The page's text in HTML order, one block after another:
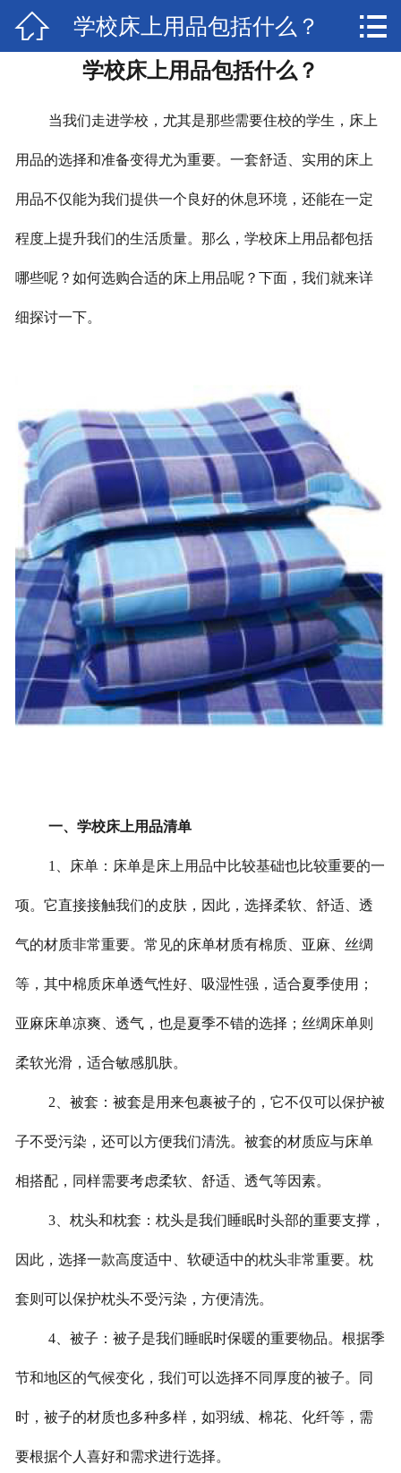
 网站首页
联系我们
荣誉资质
厂房实景
公司简介
新闻动态
 学校床上用品包括什么？ 
学校床上用品包括什么？
当我们走进学校，尤其是那些需要住校的学生，床上
用品的选择和准备变得尤为重要。一套舒适、实用的床上
用品不仅能为我们提供一个良好的休息环境，还能在一定
程度上提升我们的生活质量。那么，学校床上用品都包括
哪些呢？如何选购合适的床上用品呢？下面，我们就来详
细探讨一下。
一、学校床上用品清单
1、床单：床单是床上用品中比较基础也比较重要的一
项。它直接接触我们的皮肤，因此，选择柔软、舒适、透
气的材质非常重要。常见的床单材质有棉质、亚麻、丝绸
等，其中棉质床单透气性好、吸湿性强，适合夏季使用；
亚麻床单凉爽、透气，也是夏季不错的选择；丝绸床单则
柔软光滑，适合敏感肌肤。
2、被套：被套是用来包裹被子的，它不仅可以保护被
子不受污染，还可以方便我们清洗。被套的材质应与床单
相搭配，同样需要考虑柔软、舒适、透气等因素。
3、枕头和枕套：枕头是我们睡眠时头部的重要支撑，
因此，选择一款高度适中、软硬适中的枕头非常重要。枕
套则可以保护枕头不受污染，方便清洗。
4、被子：被子是我们睡眠时保暖的重要物品。根据季
节和地区的气候变化，我们可以选择不同厚度的被子。同
时，被子的材质也多种多样，如羽绒、棉花、化纤等，需
要根据个人喜好和需求进行选择。